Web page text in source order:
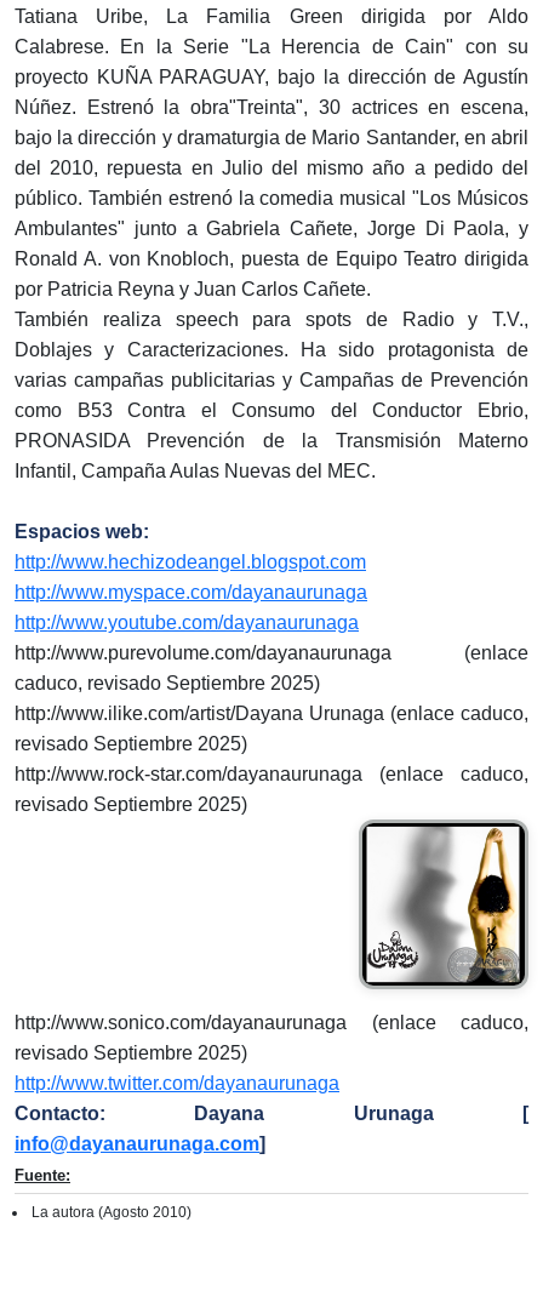
Tatiana Uribe, La Familia Green dirigida por Aldo
Calabrese. En la Serie "La Herencia de Cain" con su
proyecto KUÑA PARAGUAY, bajo la dirección de Agustín
Núñez. Estrenó la obra"Treinta", 30 actrices en escena,
bajo la dirección y dramaturgia de Mario Santander, en abril
del 2010, repuesta en Julio del mismo año a pedido del
público. También estrenó la comedia musical "Los Músicos
Ambulantes" junto a Gabriela Cañete, Jorge Di Paola, y
Ronald A. von Knobloch, puesta de Equipo Teatro dirigida
por Patricia Reyna y Juan Carlos Cañete.
También realiza speech para spots de Radio y T.V.,
Doblajes y Caracterizaciones. Ha sido protagonista de
varias campañas publicitarias y Campañas de Prevención
como B53 Contra el Consumo del Conductor Ebrio,
PRONASIDA Prevención de la Transmisión Materno
Infantil, Campaña Aulas Nuevas del MEC.
Espacios web:
http://www.hechizodeangel.blogspot.com
http://www.myspace.com/dayanaurunaga
http://www.youtube.com/dayanaurunaga
http://www.purevolume.com/dayanaurunaga (enlace
caduco, revisado Septiembre 2025)
http://www.ilike.com/artist/Dayana Urunaga (enlace caduco,
revisado Septiembre 2025)
http://www.rock-star.com/dayanaurunaga (enlace caduco,
revisado Septiembre 2025)
http://www.sonico.com/dayanaurunaga (enlace caduco,
revisado Septiembre 2025)
http://www.twitter.com/dayanaurunaga
Contacto: Dayana Urunaga [
info@dayanaurunaga.com]
Fuente:
La autora (Agosto 2010)